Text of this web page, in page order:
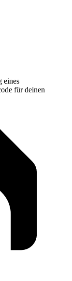
eines
für deinen